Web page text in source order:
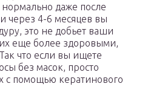
даже после
через 4-6 месяцев вы
это не добьет ваши
еще более здоровыми,
что если вы ищете
без масок, просто
с помощью кератинового